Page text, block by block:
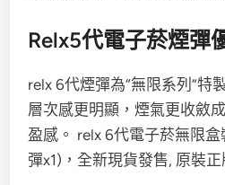
Relx5代電子菸煙彈
relx 6代煙彈為“無限系列”特
層次感更明顯，煙氣更收斂
盈感。 relx 6代電子菸無限
彈x1)，全新現貨發售, 原裝正